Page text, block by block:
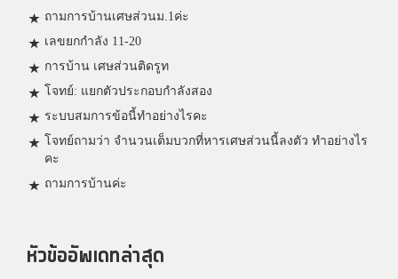
ถามการบ้านเศษส่วนม.1ค่ะ
เลขยกกำลัง 11-20
การบ้าน เศษส่วนติดรูท
โจทย์: แยกตัวประกอบกำลังสอง
ระบบสมการข้อนี้ทำอย่างไรคะ
โจทย์ถามว่า จำนวนเต็มบวกที่หารเศษส่วนนี้ลงตัว ทำอย่างไร
คะ
ถามการบ้านค่ะ
หัวข้ออัพเดทล่าสุด